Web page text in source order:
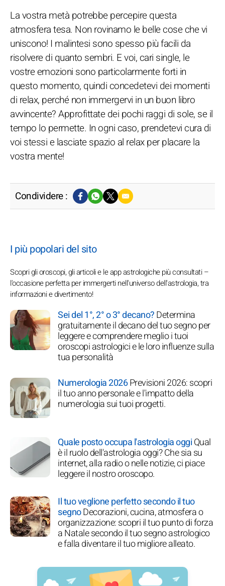
La vostra metà potrebbe percepire questa
atmosfera tesa. Non rovinamo le belle cose che vi
uniscono! I malintesi sono spesso più facili da
risolvere di quanto sembri. E voi, cari single, le
vostre emozioni sono particolarmente forti in
questo momento, quindi concedetevi dei momenti
di relax, perché non immergervi in un buon libro
avvincente? Approfittate dei pochi raggi di sole, se il
tempo lo permette. In ogni caso, prendetevi cura di
voi stessi e lasciate spazio al relax per placare la
vostra mente!
Condividere :
I più popolari del sito
Scopri gli oroscopi, gli articoli e le app astrologiche più consultati –
l'occasione perfetta per immergerti nell'universo dell'astrologia, tra
informazioni e divertimento!
Sei del 1°, 2° o 3° decano?Determina
gratuitamente il decano del tuo segno per
leggere e comprendere meglio i tuoi
oroscopi astrologici e le loro influenze sulla
tua personalità
Numerologia 2026Previsioni 2026: scopri
il tuo anno personale e l'impatto della
numerologia sui tuoi progetti.
Quale posto occupa l'astrologia oggiQual
è il ruolo dell'astrologia oggi? Che sia su
internet, alla radio o nelle notizie, ci piace
leggere il nostro oroscopo.
Il tuo veglione perfetto secondo il tuo
segnoDecorazioni, cucina, atmosfera o
organizzazione: scopri il tuo punto di forza
a Natale secondo il tuo segno astrologico
e falla diventare il tuo migliore alleato.